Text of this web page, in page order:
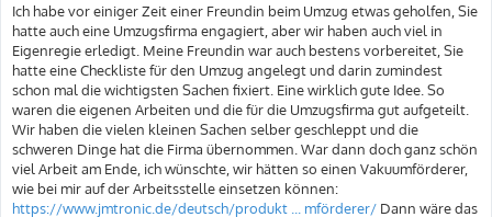
Ich habe vor einiger Zeit einer Freundin beim Umzug etwas geholfen, Sie
hatte auch eine Umzugsfirma engagiert, aber wir haben auch viel in
Eigenregie erledigt. Meine Freundin war auch bestens vorbereitet, Sie
hatte eine Checkliste für den Umzug angelegt und darin zumindest
schon mal die wichtigsten Sachen fixiert. Eine wirklich gute Idee. So
waren die eigenen Arbeiten und die für die Umzugsfirma gut aufgeteilt.
Wir haben die vielen kleinen Sachen selber geschleppt und die
schweren Dinge hat die Firma übernommen. War dann doch ganz schön
viel Arbeit am Ende, ich wünschte, wir hätten so einen Vakuumförderer,
wie bei mir auf der Arbeitsstelle einsetzen können:
https://www.jmtronic.de/deutsch/produkt ... mförderer/ Dann wäre das